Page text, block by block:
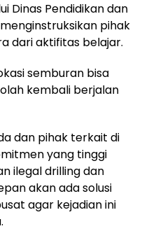
Dinas Pendidikan dan
pihak
dari aktifitas belajar.
semburan bisa
kembali berjalan
dan pihak terkait di
yang tinggi
ilegal drilling dan
akan ada solusi
agar kejadian ini